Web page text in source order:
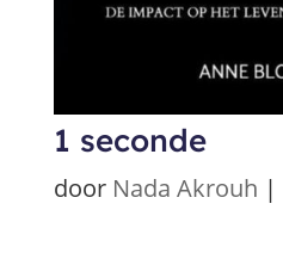
1 seconde
door Nada Akrouh |